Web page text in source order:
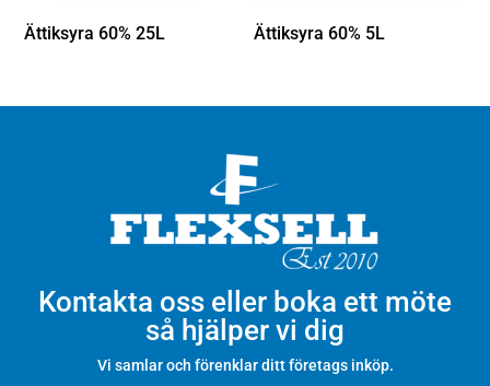
Ättiksyra 60% 25L Ättiksyra 60% 5L
Kontakta oss eller boka ett möte
så hjälper vi dig
Vi samlar och förenklar ditt företags inköp.